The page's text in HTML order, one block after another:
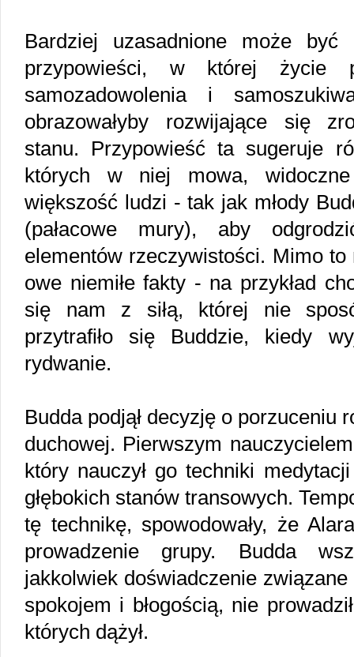
Bardziej uzasadnione może
przypowieści, w której życie
samozadowolenia i
obrazowałyby rozwijające się
stanu. Przypowieść ta sugeruje
których w niej mowa,
większość ludzi - tak jak młody
(pałacowe mury), aby
elementów rzeczywistości. Mimo
owe niemiłe fakty - na przykład
się nam z siłą, której nie
przytrafiło się Buddzie, kiedy
rydwanie.
Budda podjął decyzję o porzuceniu
duchowej. Pierwszym
który nauczył go techniki
głębokich stanów transowych.
tę technikę, spowodowały, że
prowadzenie grupy. Budda
jakkolwiek doświadczenie związane
spokojem i błogością, nie
których dążył.